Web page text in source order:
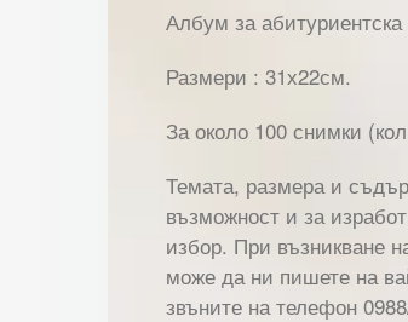
Албум за абитуриентска
Размери : 31х22см.
За около 100 снимки
Темата, размера и
възможност и за
избор. При възникване
може да ни пишете на
звъните на телефон